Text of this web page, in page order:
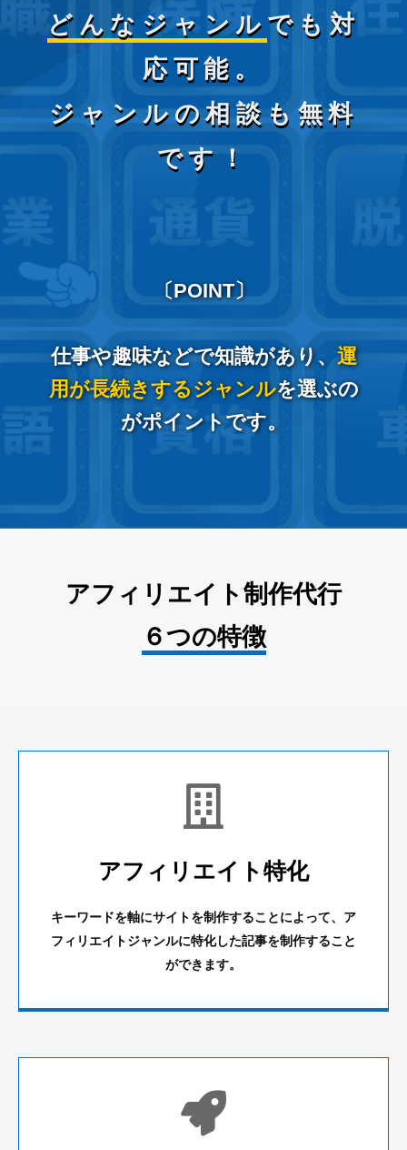
どんなジャンル でも対
応可能。
ジャンルの相談も無料
です！
〔POINT〕
仕事や趣味などで知識があり、 運
用が長続きするジャンルを選ぶの
がポイントです。
アフィリエイト制作代行
６つの特徴
アフィリエイト特化
キーワードを軸にサイトを制作することによって、 ア
フィリエイトジャンルに特化した記事を制作すること
ができます。